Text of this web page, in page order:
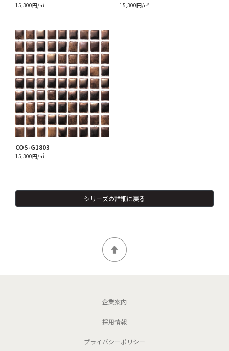
15,300円/㎡ 15,300円/㎡
COS-G1803
15,300円/㎡
シリーズの詳細に戻る
企業案内
採用情報
プライバシーポリシー